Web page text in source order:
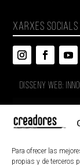
Para ofrecer las
propias y de terceros
XARXES SOCIALS
DISSENY WEB: